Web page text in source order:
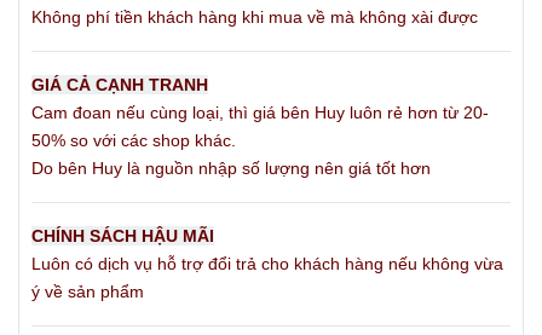
Không phí tiền khách hàng khi mua về mà không xài được
GIÁ CẢ CẠNH TRANH
Cam đoan nếu cùng loại, thì giá bên Huy luôn rẻ hơn từ 20-
50% so với các shop khác.
Do bên Huy là nguồn nhập số lượng nên giá tốt hơn
CHÍNH SÁCH HẬU MÃI
Luôn có dịch vụ hỗ trợ đổi trả cho khách hàng nếu không vừa
ý về sản phẩm